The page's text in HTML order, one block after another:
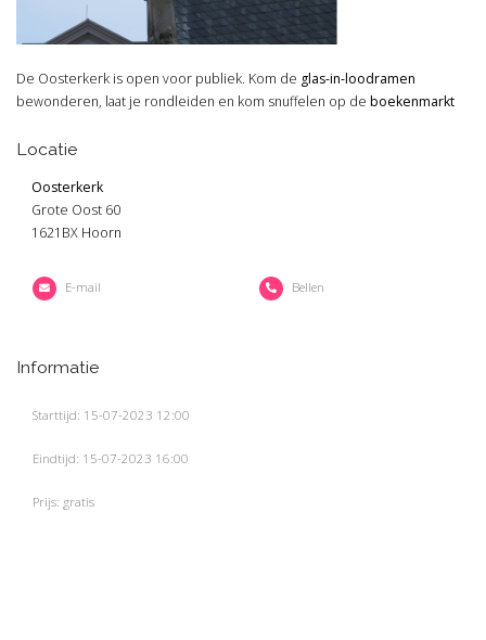
De Oosterkerk is open voor publiek. Kom de glas-in-loodramen
bewonderen, laat je rondleiden en kom snuffelen op de boekenmarkt
Locatie
Oosterkerk
Grote Oost 60
1621BX Hoorn
E-mail Bellen
Informatie
Starttijd: 15-07-2023 12:00
Eindtijd: 15-07-2023 16:00
Prijs: gratis